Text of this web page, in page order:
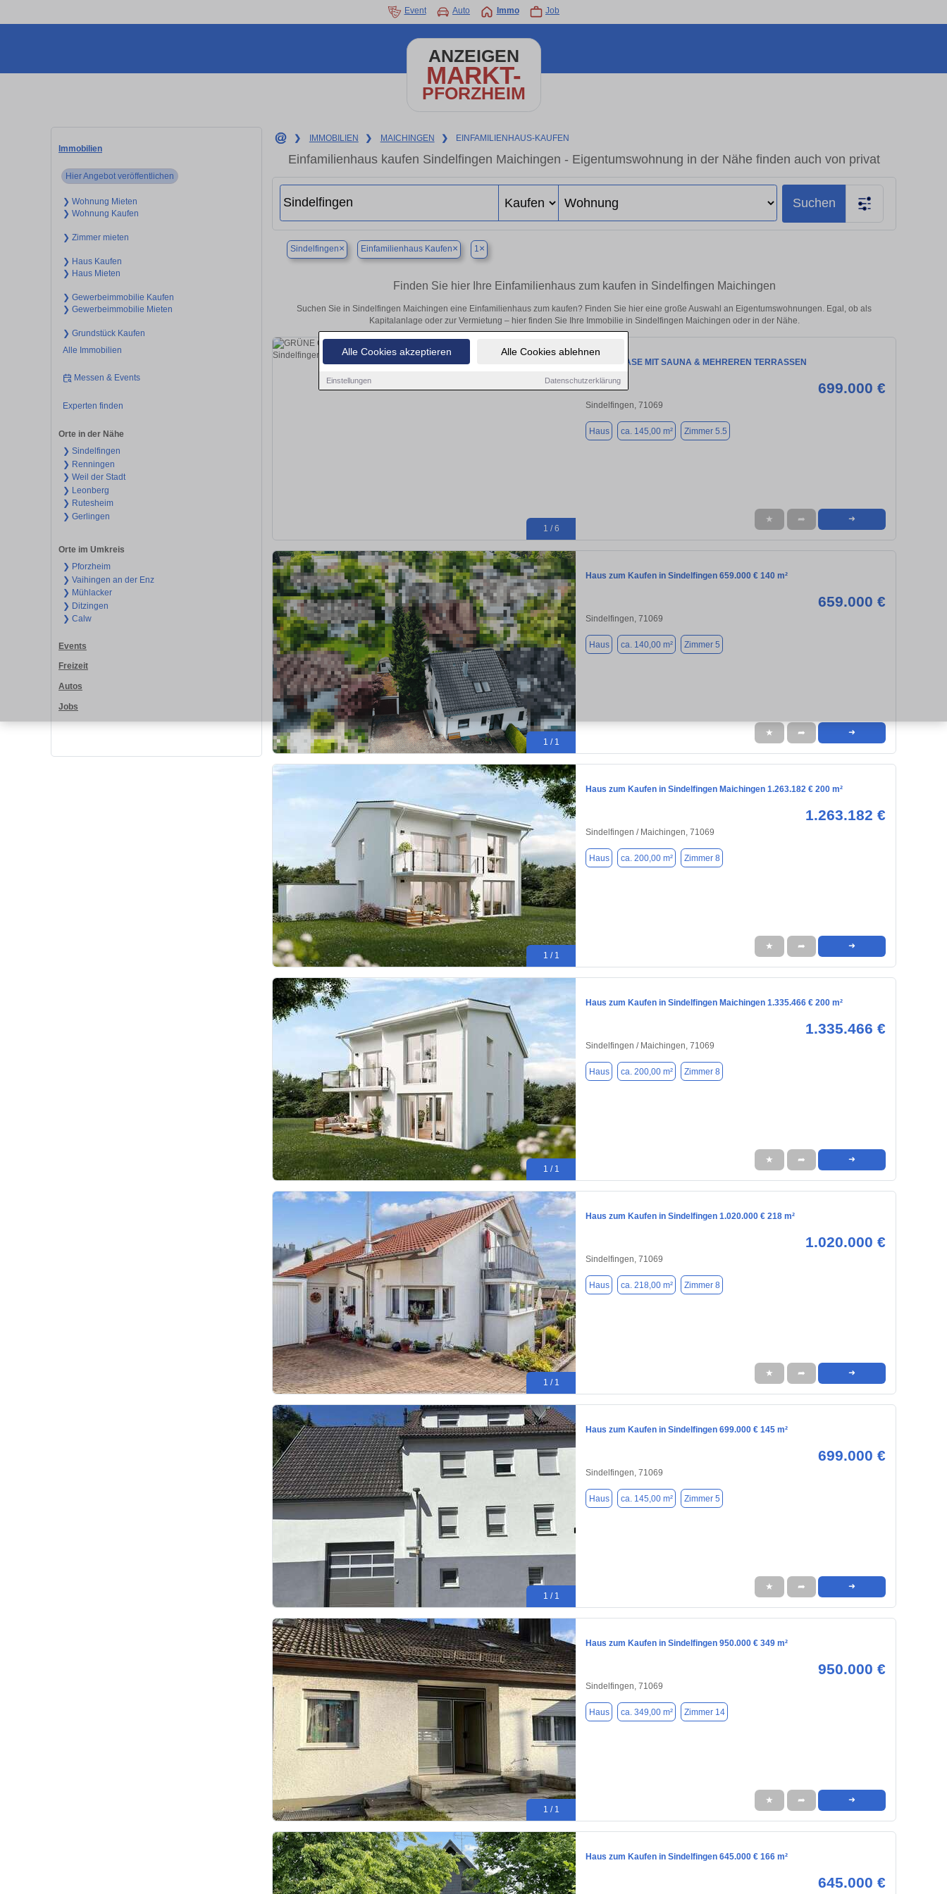
Alle Cookies akzeptieren Alle Cookies ablehnen
Einstellungen Datenschutzerklärung
Event Auto Immo Job
ANZEIGEN
MARKT-
PFORZHEIM
Immobilien
Hier Angebot veröffentlichen
❯ Wohnung Mieten
❯ Wohnung Kaufen
❯ Zimmer mieten
❯ Haus Kaufen
❯ Haus Mieten
❯ Gewerbeimmobilie Kaufen
❯ Gewerbeimmobilie Mieten
❯ Grundstück Kaufen
Alle Immobilien
Messen & Events
Experten finden
Orte in der Nähe
❯ Sindelfingen
❯ Renningen
❯ Weil der Stadt
❯ Leonberg
❯ Rutesheim
❯ Gerlingen
Orte im Umkreis
❯ Pforzheim
❯ Vaihingen an der Enz
❯ Mühlacker
❯ Ditzingen
❯ Calw
Events
Freizeit
Autos
Jobs
❯ IMMOBILIEN ❯ MAICHINGEN ❯ EINFAMILIENHAUS-KAUFEN
Einfamilienhaus kaufen Sindelfingen Maichingen - Eigentumswohnung in der Nähe finden auch von privat
Suchen
Sindelfingen× Einfamilienhaus Kaufen× 1×
Finden Sie hier Ihre Einfamilienhaus zum kaufen in Sindelfingen Maichingen
Suchen Sie in Sindelfingen Maichingen eine Einfamilienhaus zum kaufen? Finden Sie hier eine große Auswahl an Eigentumswohnungen. Egal, ob als
Kapitalanlage oder zur Vermietung – hier finden Sie Ihre Immobilie in Sindelfingen Maichingen oder in der Nähe.
1 / 6
GRÜNE OASE MIT SAUNA & MEHREREN TERRASSEN
699.000 €
Sindelfingen, 71069
Haus ca. 145,00 m² Zimmer 5.5
★ ➦ ➜
1 / 1
Haus zum Kaufen in Sindelfingen 659.000 € 140 m²
659.000 €
Sindelfingen, 71069
Haus ca. 140,00 m² Zimmer 5
★ ➦ ➜
1 / 1
Haus zum Kaufen in Sindelfingen Maichingen 1.263.182 € 200 m²
1.263.182 €
Sindelfingen / Maichingen, 71069
Haus ca. 200,00 m² Zimmer 8
★ ➦ ➜
1 / 1
Haus zum Kaufen in Sindelfingen Maichingen 1.335.466 € 200 m²
1.335.466 €
Sindelfingen / Maichingen, 71069
Haus ca. 200,00 m² Zimmer 8
★ ➦ ➜
1 / 1
Haus zum Kaufen in Sindelfingen 1.020.000 € 218 m²
1.020.000 €
Sindelfingen, 71069
Haus ca. 218,00 m² Zimmer 8
★ ➦ ➜
1 / 1
Haus zum Kaufen in Sindelfingen 699.000 € 145 m²
699.000 €
Sindelfingen, 71069
Haus ca. 145,00 m² Zimmer 5
★ ➦ ➜
1 / 1
Haus zum Kaufen in Sindelfingen 950.000 € 349 m²
950.000 €
Sindelfingen, 71069
Haus ca. 349,00 m² Zimmer 14
★ ➦ ➜
Haus zum Kaufen in Sindelfingen 645.000 € 166 m²
645.000 €